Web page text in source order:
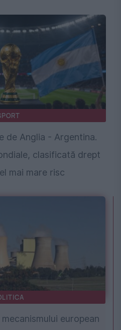
de Anglia - Argentina.
clasificată drept
mai mare risc
european